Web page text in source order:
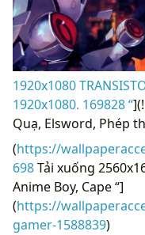
1920x1080
1920x1080. 169828 “
Quạ, Elsword, Phép
(https://
698Tải xuống
Anime Boy, Cape “]
(https://
gamer-1588839)